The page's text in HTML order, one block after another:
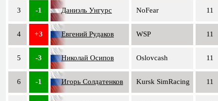
3 -1 Даниэль Унгурс NoFear 11
4 +3 Евгений Рудаков WSP 11
5 -3 Николай Осипов Oslovcash 11
6 -1 Игорь Солдатенков Kursk SimRacing 11